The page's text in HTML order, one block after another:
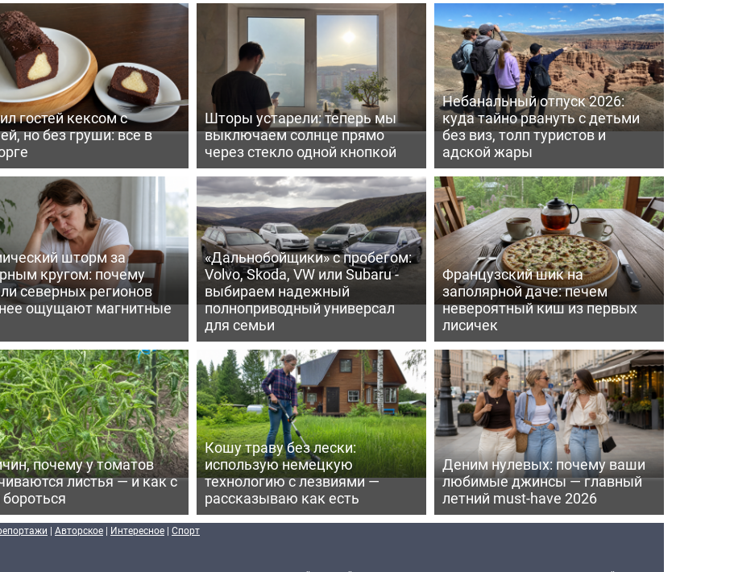
гостей кексом с
но без груши: все в
Шторы устарели: теперь мы
выключаем солнце прямо
через стекло одной кнопкой
Небанальный отпуск 2026:
куда тайно рвануть с детьми
без виз, толп туристов и
адской жары
шторм за
кругом: почему
северных регионов
ощущают магнитные
«Дальнобойщики» с пробегом:
Volvo, Skoda, VW или Subaru -
выбираем надежный
полноприводный универсал
для семьи
Французский шик на
заполярной даче: печем
невероятный киш из первых
лисичек
почему у томатов
листья — и как с
Кошу траву без лески:
использую немецкую
технологию с лезвиями —
рассказываю как есть
Деним нулевых: почему ваши
любимые джинсы — главный
летний must-have 2026
| Авторское | Интересное | Спорт